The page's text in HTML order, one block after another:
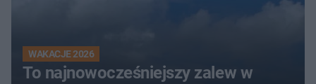
WAKACJE 2026
To najnowocześniejszy zalew w